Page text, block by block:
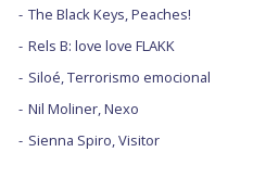
The Black Keys, Peaches!
Rels B: love love FLAKK
Siloé, Terrorismo emocional
Nil Moliner, Nexo
Sienna Spiro, Visitor